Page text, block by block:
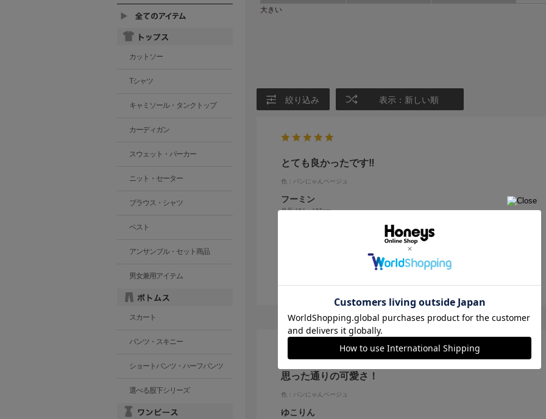
大きい
絞り込み 表示：新しい順
とても良かったです‼️
色：パンにゃんベージュ
フーミン
身長:151～155cm
思った通りの可愛さ！
色：パンにゃんベージュ
ゆこりん
カットソー
Tシャツ
キャミソール・タンクトップ
カーディガン
スウェット・パーカー
ニット・セーター
ブラウス・シャツ
ベスト
アンサンブル・セット商品
男女兼用アイテム
スカート
パンツ・スキニー
ショートパンツ・ハーフパンツ
選べる股下シリーズ